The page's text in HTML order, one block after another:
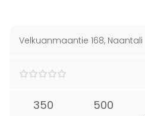
Velkuanmaantie 168, Naantali
350 500